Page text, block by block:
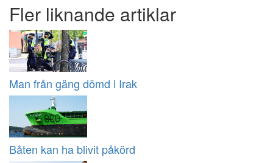
Fler liknande artiklar
Man från gäng dömd i Irak
Båten kan ha blivit påkörd